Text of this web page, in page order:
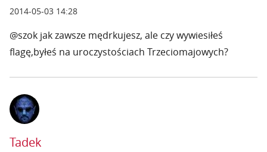
2014-05-03 14:28
@szok jak zawsze mędrkujesz, ale czy wywiesiłeś
flagę,byłeś na uroczystościach Trzeciomajowych?
Tadek